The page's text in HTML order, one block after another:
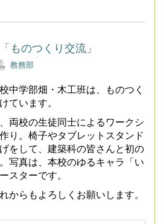
のつくり交流」
教務部
中学部畑・木工班は、ものつく
ています。
両校の生徒同士によるワークシ
り。椅子やタブレットスタンド
をして、建築科の皆さんと初の
写真は、本校のゆるキャラ「い
スターです。
からもよろしくお願いします。